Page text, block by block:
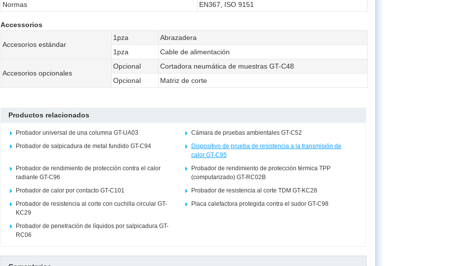
Normas
EN367, ISO 9151
Accessorios
Accesorios estándar
1pza
Abrazadera
1pza
Cable de alimentación
Accesorios opcionales
Opcional
Cortadora neumática de muestras GT-C48
Opcional
Matriz de corte
Productos relacionados
Probador universal de una columna GT-UA03
Cámara de pruebas ambientales GT-C52
Probador de salpicadura de metal fundido GT-C94
Dispositivo de prueba de resistencia a la transmisión de
calor GT-C95
Probador de rendimiento de protección contra el calor
radiante GT-C96
Probador de rendimiento de protección térmica TPP
(computarizado) GT-RC02B
Probador de calor por contacto GT-C101
Probador de resistencia al corte TDM GT-KC28
Probador de resistencia al corte con cuchilla circular GT-
KC29
Placa calefactora protegida contra el sudor GT-C98
Probador de penetración de líquidos por salpicadura GT-
RC06